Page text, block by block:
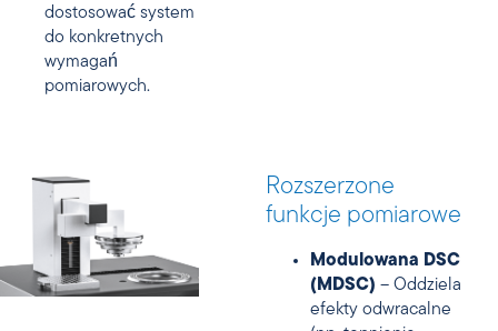
dostosować system
do konkretnych
wymagań
pomiarowych.
Rozszerzone
funkcje pomiarowe
Modulowana DSC
(MDSC) – Oddziela
efekty odwracalne